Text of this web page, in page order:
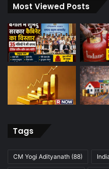
Most Viewed Posts
Tags
CM Yogi Adityanath (88)